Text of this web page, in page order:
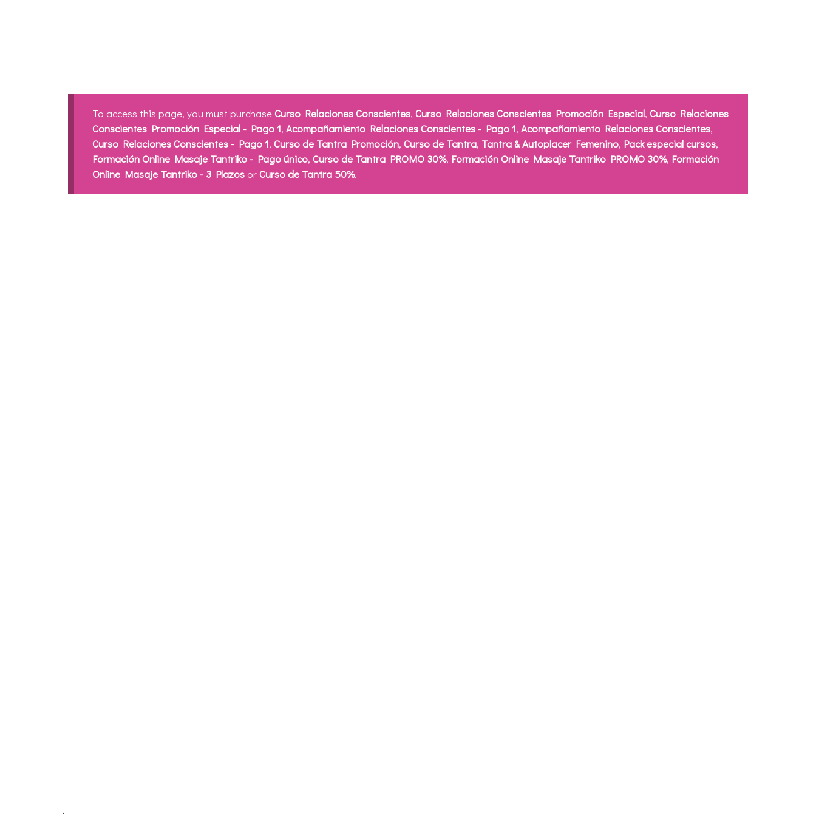
To access this page, you must purchaseCurso Relaciones Conscientes, Curso Relaciones Conscientes Promoción Especial, Curso Relaciones
Conscientes Promoción Especial - Pago 1, Acompañamiento Relaciones Conscientes - Pago 1, Acompañamiento Relaciones Conscientes,
Curso Relaciones Conscientes - Pago 1, Curso de Tantra Promoción, Curso de Tantra, Tantra & Autoplacer Femenino, Pack especial cursos,
Formación Online Masaje Tantriko - Pago único, Curso de Tantra PROMO 30%, Formación Online Masaje Tantriko PROMO 30%, Formación
Online Masaje Tantriko - 3 Plazos orCurso de Tantra 50%.
.